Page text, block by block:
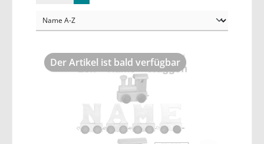
Der Artikel ist bald verfügbar